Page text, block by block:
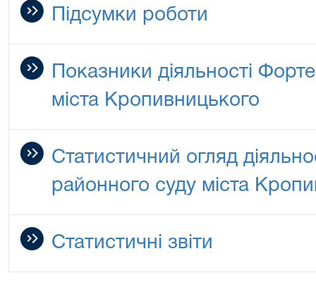
Підсумки роботи
Показники діяльності
міста Кропивницького
Статистичний огляд
районного суду міста
Статистичні звіти